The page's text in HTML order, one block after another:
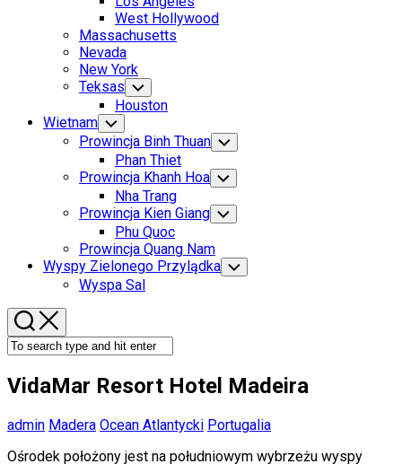
Menu
West Hollywood
Massachusetts
Nevada
New York
Teksas Toggle
Child
Menu
Houston
Wietnam Toggle
Child
Menu
Prowincja Binh Thuan Toggle
Child
Menu
Phan Thiet
Prowincja Khanh Hoa Toggle
Child
Menu
Nha Trang
Prowincja Kien Giang Toggle
Child
Phu Quoc
Prowincja Quang Nam
Wyspy Zielonego Przylądka Toggle
Child
Wyspa Sal
VidaMar Resort Hotel Madeira
admin Madera Ocean Atlantycki Portugalia
Ośrodek położony jest na południowym wybrzeżu wyspy